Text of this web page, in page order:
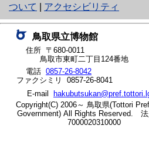
り
ネ
ッ
ト
へ
の
ついて
アクセシビリティ
鳥取県立博物館
住所 〒680-0011
鳥取市東町二丁目124番地
電話 0857-26-8042
ファクシミリ 0857-26-8041
E-mail
Copyright(C) 2006～ 鳥取県(Tottori
Government) All Rights Reserved.
7000020310000